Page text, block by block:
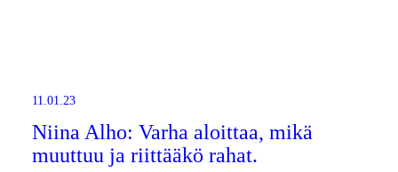
11.01.23
Niina Alho: Varha aloittaa, mikä
muuttuu ja riittääkö rahat.